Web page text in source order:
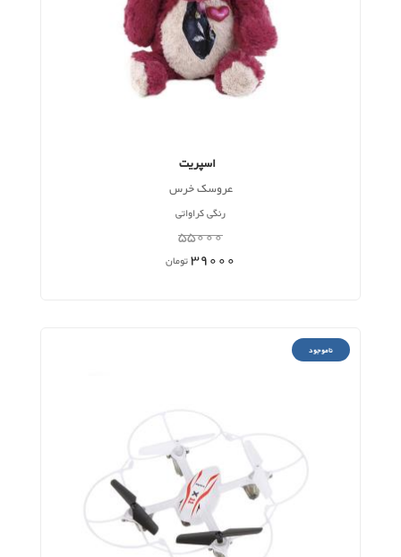
اسپریت
عروسک خرس
رنگی کراواتی
55000
39000تومان
ناموجود